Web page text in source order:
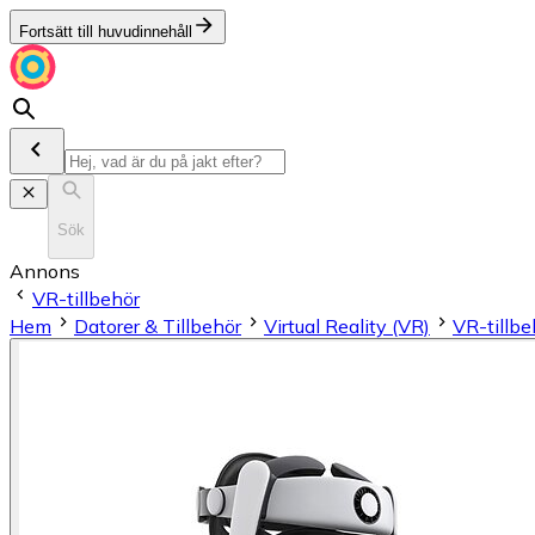
Fortsätt till huvudinnehåll
Sök
Annons
VR-tillbehör
Hem
Datorer & Tillbehör Virtual Reality (VR) VR-